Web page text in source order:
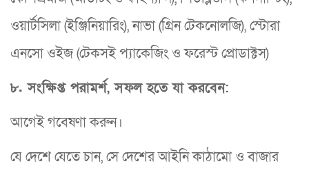
ওয়ার্টসিলা (ইঞ্জিনিয়ারিং), নাভা (গ্রিন টেকনোলজি), স্টোরা
এনসো ওইজ (টেকসই প্যাকেজিং ও ফরেস্ট প্রোডাক্টস)
৮. সংক্ষিপ্ত পরামর্শ, সফল হতে যা করবেন:
আগেই গবেষণা করুন।
যে দেশে যেতে চান, সে দেশের আইনি কাঠামো ও বাজার